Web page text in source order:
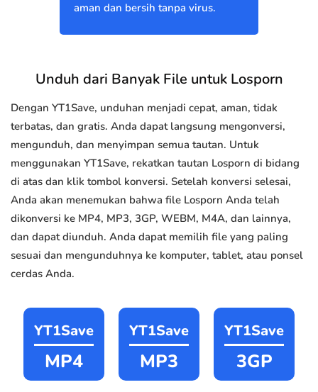
aman dan bersih tanpa virus.
Unduh dari Banyak File untuk Losporn
Dengan YT1Save, unduhan menjadi cepat, aman, tidak
terbatas, dan gratis. Anda dapat langsung mengonversi,
mengunduh, dan menyimpan semua tautan. Untuk
menggunakan YT1Save, rekatkan tautan Losporn di bidang
di atas dan klik tombol konversi. Setelah konversi selesai,
Anda akan menemukan bahwa file Losporn Anda telah
dikonversi ke MP4, MP3, 3GP, WEBM, M4A, dan lainnya,
dan dapat diunduh. Anda dapat memilih file yang paling
sesuai dan mengunduhnya ke komputer, tablet, atau ponsel
cerdas Anda.
YT1Save
MP4
YT1Save
MP3
YT1Save
3GP